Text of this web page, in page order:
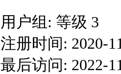
用户组: 等级 3
注册时间: 2020-
最后访问: 2022-